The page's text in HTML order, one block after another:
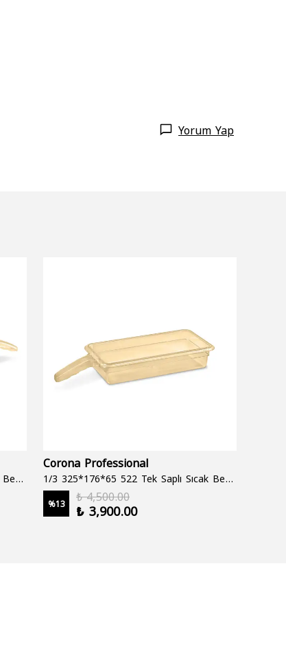
Yorum Yap
1/3 325*176*65 522 Çift Saplı Sıcak Bekletme Tepsisi
Corona Professional
1/3 325*176*65 522 Tek Saplı Sıcak Bekletme Tepsisi
%13
₺ 4,500.00
₺ 3,900.00